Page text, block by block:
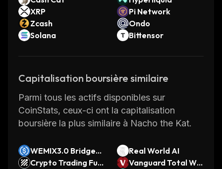
XRP
Pi Network
Zcash
Ondo
Solana
Bittensor
Capitalisation boursière similaire
Parmi tous les actifs disponibles sur
CoinStats, ceux-ci ont la capitalisation
boursière la plus similaire à Nacho the Kat.
WEMIX3.0 Bridged
USDC (WEMIX3.0 D
Real World AI
Crypto Trading Fun
Vanguard Total Wo